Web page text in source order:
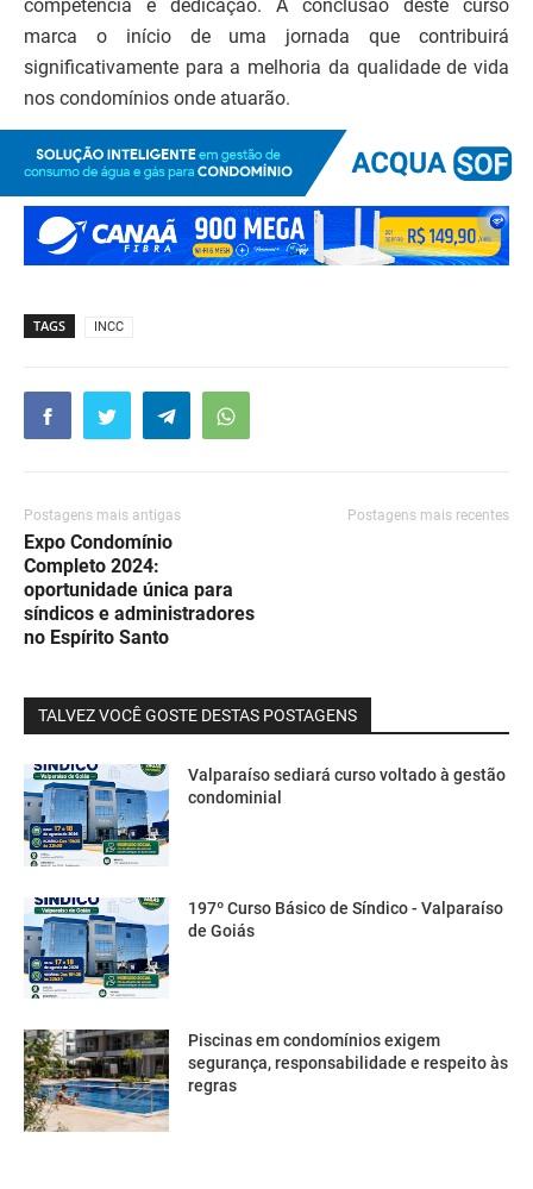
competência e dedicação. A conclusão deste curso
marca o início de uma jornada que contribuirá
significativamente para a melhoria da qualidade de vida
nos condomínios onde atuarão.
TAGS INCC
Postagens mais antigas
Expo Condomínio
Completo 2024:
oportunidade única para
síndicos e administradores
no Espírito Santo
Postagens mais recentes
TALVEZ VOCÊ GOSTE DESTAS POSTAGENS
Valparaíso sediará curso voltado à gestão
condominial
197º Curso Básico de Síndico - Valparaíso
de Goiás
Piscinas em condomínios exigem
segurança, responsabilidade e respeito às
regras